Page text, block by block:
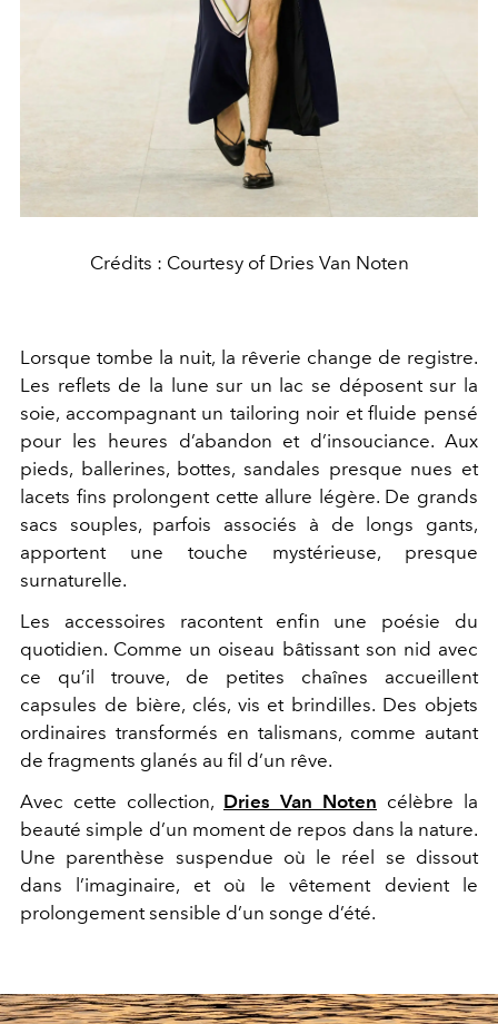
Crédits : Courtesy of Dries Van Noten
Lorsque tombe la nuit, la rêverie change de registre.
Les reflets de la lune sur un lac se déposent sur la
soie, accompagnant un tailoring noir et fluide pensé
pour les heures d’abandon et d’insouciance. Aux
pieds, ballerines, bottes, sandales presque nues et
lacets fins prolongent cette allure légère. De grands
sacs souples, parfois associés à de longs gants,
apportent une touche mystérieuse, presque
surnaturelle.
Les accessoires racontent enfin une poésie du
quotidien. Comme un oiseau bâtissant son nid avec
ce qu’il trouve, de petites chaînes accueillent
capsules de bière, clés, vis et brindilles. Des objets
ordinaires transformés en talismans, comme autant
de fragments glanés au fil d’un rêve.
Avec cette collection, Dries Van Noten célèbre la
beauté simple d’un moment de repos dans la nature.
Une parenthèse suspendue où le réel se dissout
dans l’imaginaire, et où le vêtement devient le
prolongement sensible d’un songe d’été.